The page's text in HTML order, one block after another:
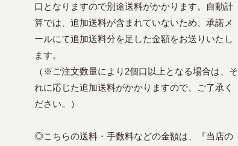
口となりますので別途送料がかかります。自動計
算では、追加送料が含まれていないため、承諾メ
ールにて追加送料分を足した金額をお送りいたし
ます。
（※ご注文数量により2個口以上となる場合は、そ
れに応じた追加送料がかかりますので、ご了承く
ださい。）
◎こちらの送料・手数料などの金額は、『当店の